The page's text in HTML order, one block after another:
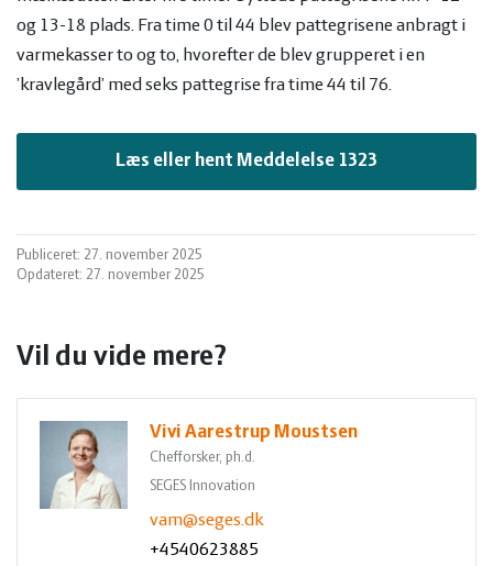
og 13-18 plads. Fra time 0 til 44 blev pattegrisene anbragt i
varmekasser to og to, hvorefter de blev grupperet i en
’kravlegård’ med seks pattegrise fra time 44 til 76.
Læs eller hent Meddelelse 1323
Publiceret: 27. november 2025
Opdateret: 27. november 2025
Vil du vide mere?
Vivi Aarestrup Moustsen
Chefforsker, ph.d.
SEGES Innovation
vam@seges.dk
+4540623885